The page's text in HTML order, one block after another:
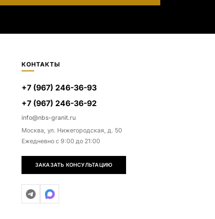
КОНТАКТЫ
+7 (967) 246-36-93
+7 (967) 246-36-92
info@nbs-granit.ru
Москва, ул. Нижегородская, д. 50
Ежедневно с 9:00 до 21:00
ЗАКАЗАТЬ КОНСУЛЬТАЦИЮ